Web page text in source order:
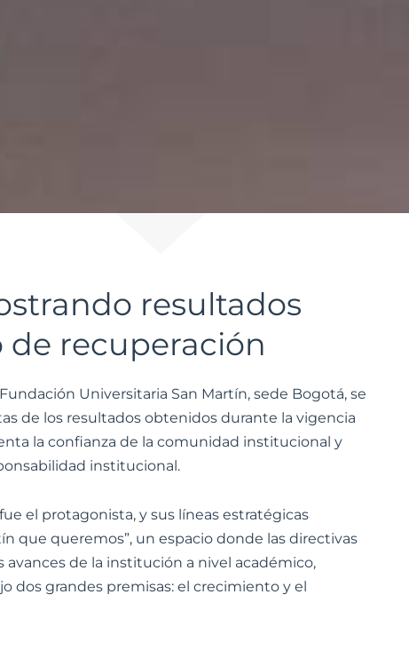
resultados
de recuperación
Universitaria San Martín, sede Bogotá, se
de los resultados obtenidos durante la vigencia
la confianza de la comunidad institucional y
institucional.
el protagonista, y sus líneas estratégicas
que queremos”, un espacio donde las directivas
de la institución a nivel académico,
dos grandes premisas: el crecimiento y el